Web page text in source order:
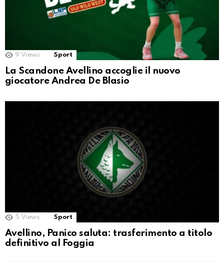
9 Views Sport
La Scandone Avellino accoglie il nuovo
giocatore Andrea De Blasio
5 Views Sport
Avellino, Panico saluta: trasferimento a titolo
definitivo al Foggia